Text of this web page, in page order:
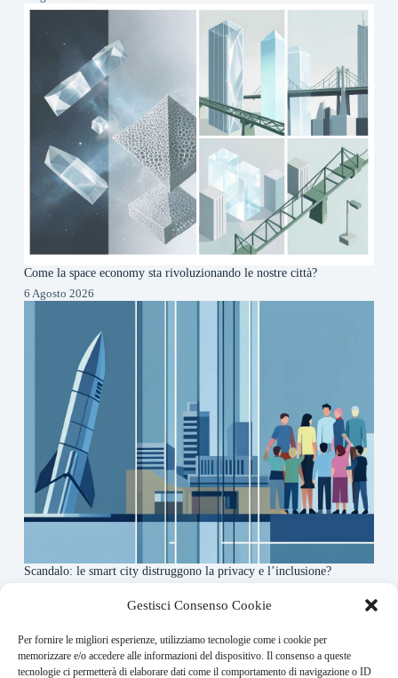
Gestisci Consenso Cookie
Per fornire le migliori esperienze, utilizziamo tecnologie come i cookie per
memorizzare e/o accedere alle informazioni del dispositivo. Il consenso a queste
tecnologie ci permetterà di elaborare dati come il comportamento di navigazione o ID
Come la space economy sta rivoluzionando le nostre città?
6 Agosto 2026
Scandalo: le smart city distruggono la privacy e l’inclusione?
About this website